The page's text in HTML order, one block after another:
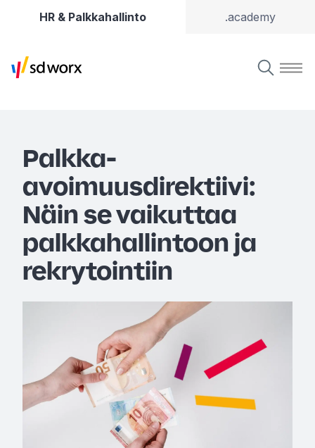
HR & Palkkahallinto .academy
Palkka-
avoimuusdirektiivi:
Näin se vaikuttaa
palkkahallintoon ja
rekrytointiin